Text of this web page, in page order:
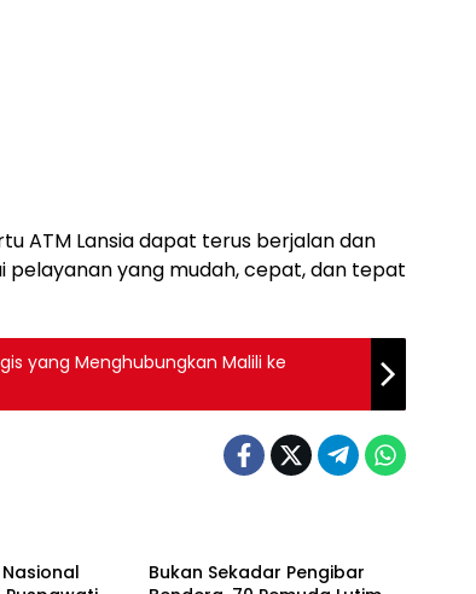
ATM Lansia dapat terus berjalan dan
yang mudah, cepat, dan tepat
yang Menghubungkan Malili ke
‎Bukan Sekadar Pengibar